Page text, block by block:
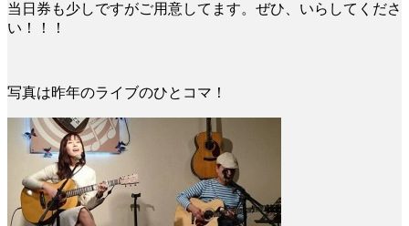
当日券も少しですがご用意してます。ぜひ、いらしてくださ
い！！！
写真は昨年のライブのひとコマ！